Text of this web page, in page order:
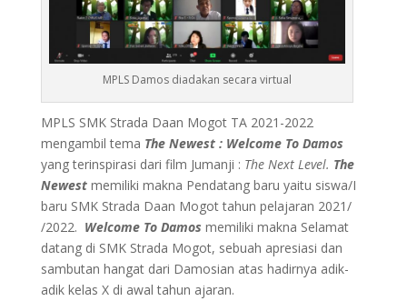
MPLS Damos diadakan secara virtual
MPLS SMK Strada Daan Mogot TA 2021-2022
mengambil tema The Newest : Welcome To Damos
yang terinspirasi dari film Jumanji : The Next Level. The
Newestmemiliki makna Pendatang baru yaitu siswa/I
baru SMK Strada Daan Mogot tahun pelajaran 2021/
/2022. Welcome To Damos memiliki makna Selamat
datang di SMK Strada Mogot, sebuah apresiasi dan
sambutan hangat dari Damosian atas hadirnya adik-
adik kelas X di awal tahun ajaran.